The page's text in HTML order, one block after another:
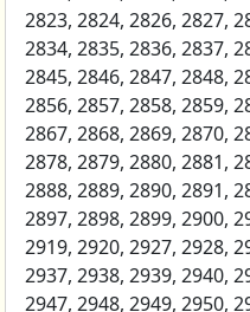
2823, 2824, 2826, 2827,
2834, 2835, 2836, 2837,
2845, 2846, 2847, 2848,
2856, 2857, 2858, 2859,
2867, 2868, 2869, 2870,
2878, 2879, 2880, 2881,
2888, 2889, 2890, 2891,
2897, 2898, 2899, 2900,
2919, 2920, 2927, 2928,
2937, 2938, 2939, 2940,
2947, 2948, 2949, 2950,